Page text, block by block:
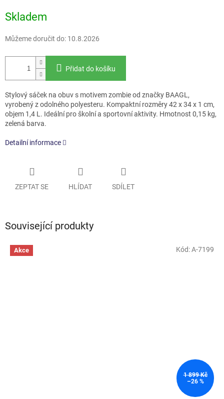
cena:
Skladem
Můžeme doručit do: 10.8.2026
Přidat do košíku
Stylový sáček na obuv s motivem zombie od značky BAAGL,
vyrobený z odolného polyesteru. Kompaktní rozměry 42 x 34 x 1 cm,
objem 1,4 L. Ideální pro školní a sportovní aktivity. Hmotnost 0,15 kg,
zelená barva.
Detailní informace
ZEPTAT SE HLÍDAT SDÍLET
Související produkty
Akce
1 899 Kč
–26 %
Kód:A-7199